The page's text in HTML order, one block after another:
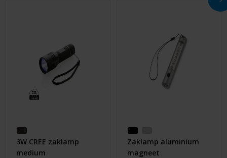
3W CREE zaklamp
medium
Zaklamp aluminium
magneet